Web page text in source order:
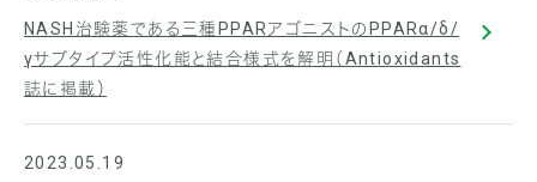
NASH治験薬である三種PPARアゴニストのPPARα/δ/
γサブタイプ活性化能と結合様式を解明（Antioxidants
誌に掲載）
2023.05.19